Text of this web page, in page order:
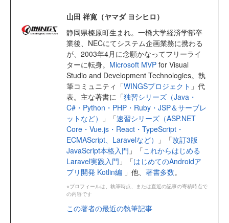
山田 祥寛（ヤマダ ヨシヒロ）
静岡県榛原町生まれ。一橋大学経済学部卒
業後、NECにてシステム企画業務に携わる
が、2003年4月に念願かなってフリーライ
ターに転身。 Microsoft MVP for Visual
Studio and Development Technologies。執
筆コミュニティ「WINGSプロジェクト 」代
表。主な著書に「独習シリーズ（Java・
C#・Python・PHP・Ruby・JSP＆サーブレ
ットなど）
」「速習シリーズ（ASP.NET
Core・Vue.js・React・TypeScript・
ECMAScript、Laravelなど）
」「改訂3版
JavaScript本格入門 」「これからはじめる
Laravel実践入門 」「はじめてのAndroidア
プリ開発 Kotlin編 」他、 著書多数。
※プロフィールは、執筆時点、または直近の記事の寄稿時点で
の内容です
この著者の最近の執筆記事